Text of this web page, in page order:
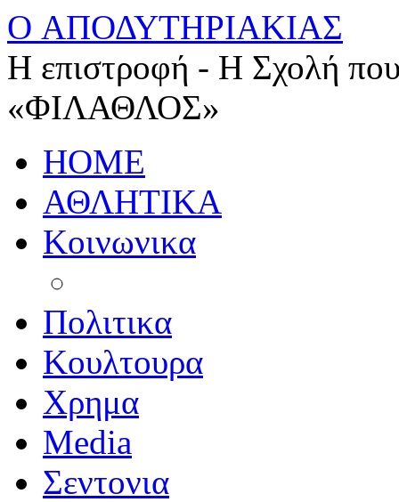
O ΑΠΟΔΥΤΗΡΙΑΚΙΑΣ
Η επιστροφή - Η Σχολή
«ΦΙΛΑΘΛΟΣ»
HOME
ΑΘΛΗΤΙΚΑ
Κοινωνικα
Πολιτικα
Κουλτουρα
Χρημα
Media
Σεντονια